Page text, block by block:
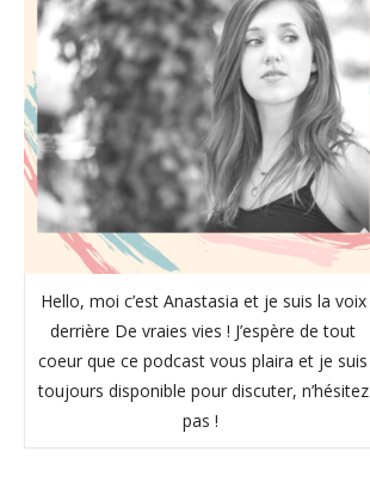
Hello, moi c’est Anastasia et je suis la voix
derrière De vraies vies ! J’espère de tout
coeur que ce podcast vous plaira et je suis
toujours disponible pour discuter, n’hésitez
pas !